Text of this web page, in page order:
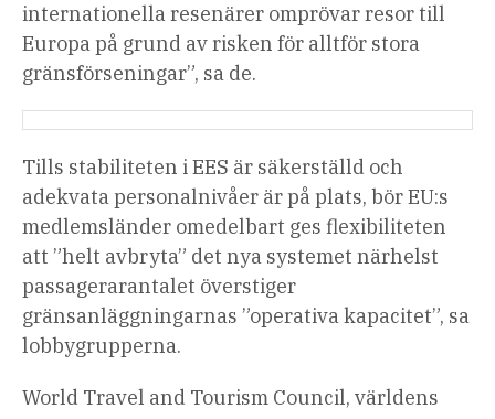
internationella resenärer omprövar resor till
Europa på grund av risken för alltför stora
gränsförseningar”, sa de.
Tills stabiliteten i EES är säkerställd och
adekvata personalnivåer är på plats, bör EU:s
medlemsländer omedelbart ges flexibiliteten
att ”helt avbryta” det nya systemet närhelst
passagerarantalet överstiger
gränsanläggningarnas ”operativa kapacitet”, sa
lobbygrupperna.
World Travel and Tourism Council, världens